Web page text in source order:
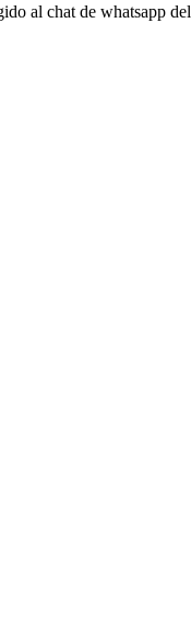
al chat de whatsapp del